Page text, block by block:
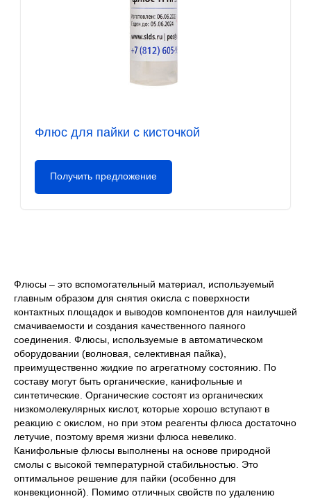
Флюс для пайки с кисточкой
Получить предложение
Флюсы – это вспомогательный материал, используемый
главным образом для снятия окисла с поверхности
контактных площадок и выводов компонентов для наилучшей
смачиваемости и создания качественного паяного
соединения. Флюсы, используемые в автоматическом
оборудовании (волновая, селективная пайка),
преимущественно жидкие по агрегатному состоянию. По
составу могут быть органические, канифольные и
синтетические. Органические состоят из органических
низкомолекулярных кислот, которые хорошо вступают в
реакцию с окислом, но при этом реагенты флюса достаточно
летучие, поэтому время жизни флюса невелико.
Канифольные флюсы выполнены на основе природной
смолы с высокой температурной стабильностью. Это
оптимальное решение для пайки (особенно для
конвекционной). Помимо отличных свойств по удалению